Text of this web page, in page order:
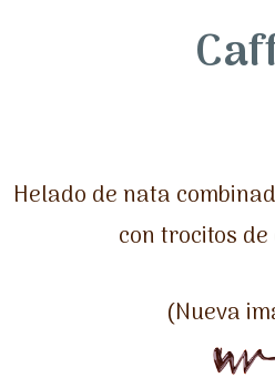
Helado de nata
con trocitos
(Nueva